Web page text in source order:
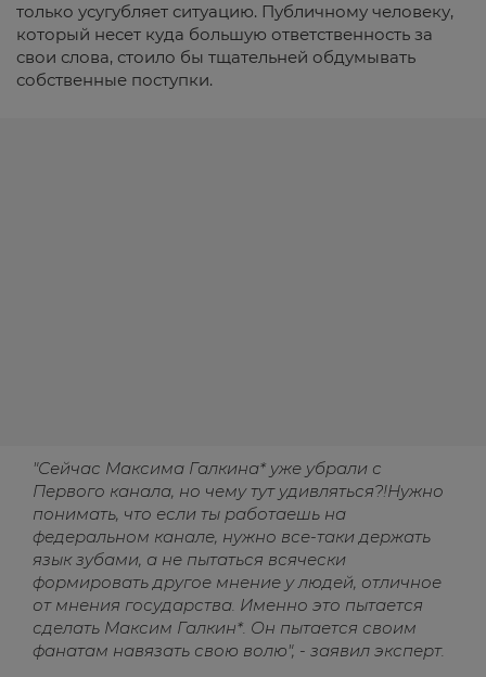
только усугубляет ситуацию. Публичному человеку,
который несет куда большую ответственность за
свои слова, стоило бы тщательней обдумывать
собственные поступки.
"Сейчас Максима Галкина* уже убрали с
Первого канала, но чему тут удивляться?!Нужно
понимать, что если ты работаешь на
федеральном канале, нужно все-таки держать
язык зубами, а не пытаться всячески
формировать другое мнение у людей, отличное
от мнения государства. Именно это пытается
сделать Максим Галкин*. Он пытается своим
фанатам навязать свою волю", - заявил эксперт.